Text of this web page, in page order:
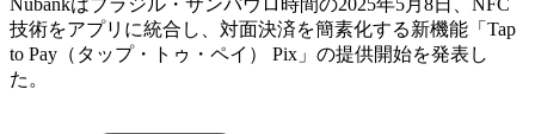
技術をアプリに統合し、対面決済を簡素化する新機能「Tap
to Pay（タップ・トゥ・ペイ） Pix」の提供開始を発表し
た。